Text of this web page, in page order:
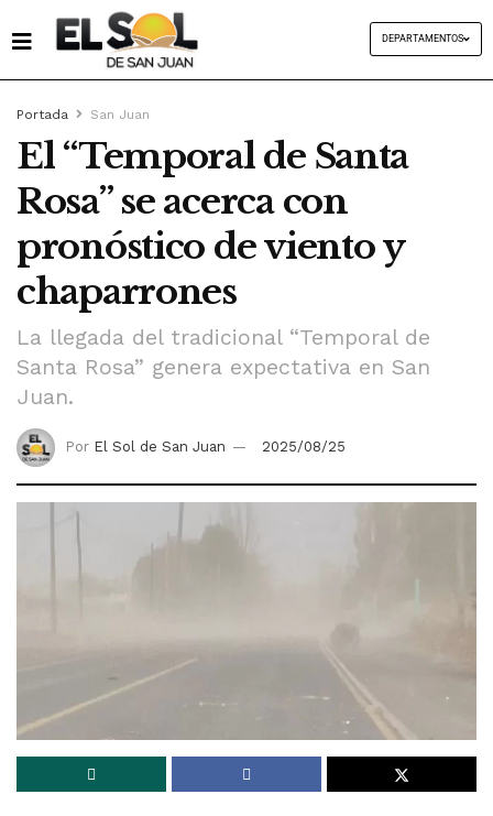
DEPARTAMENTOS
Portada San Juan
El “Temporal de Santa
Rosa” se acerca con
pronóstico de viento y
chaparrones
La llegada del tradicional “Temporal de
Santa Rosa” genera expectativa en San
Juan.
Por El Sol de San Juan 2025/08/25